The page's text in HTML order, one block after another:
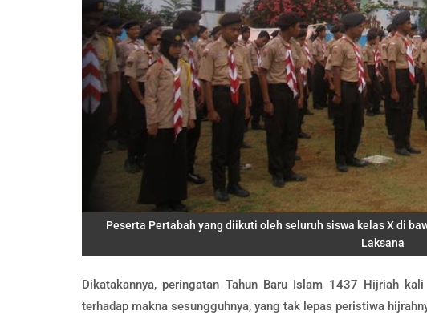
Peserta Pertabah yang diikuti oleh seluruh siswa kelas X di
Laksana
Dikatakannya, peringatan Tahun Baru Islam 1437 Hijriah
terhadap makna sesungguhnya, yang tak lepas peristiwa